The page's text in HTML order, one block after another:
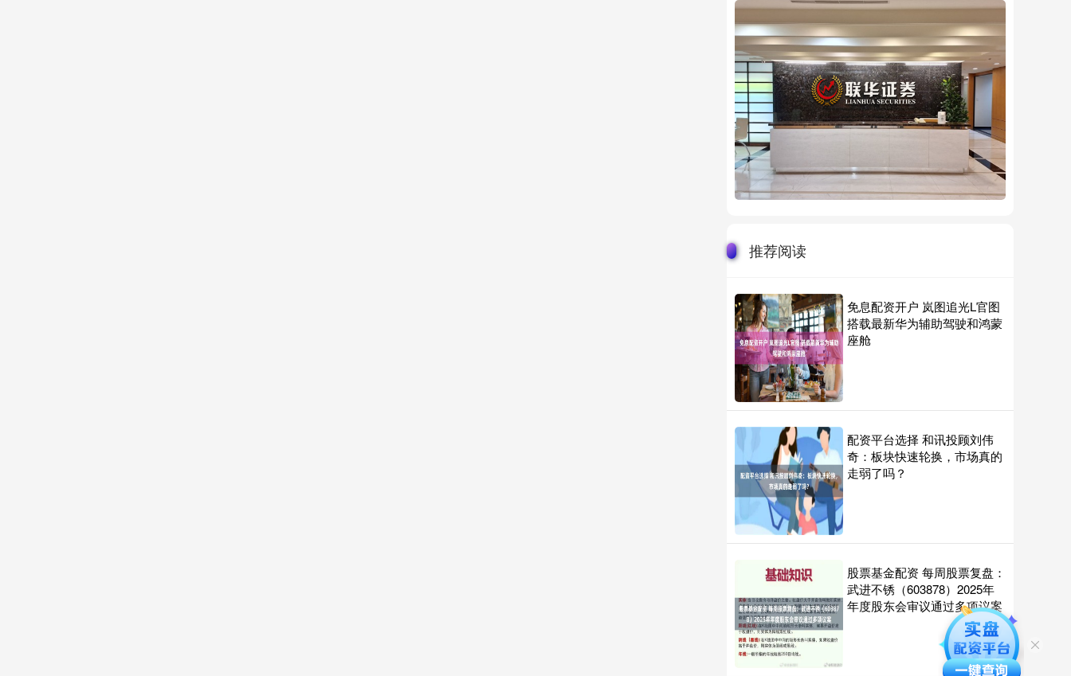
推荐阅读
免息配资开户 岚图追光L官图
搭载最新华为辅助驾驶和鸿蒙
座舱
配资平台选择 和讯投顾刘伟
奇：板块快速轮换，市场真的
走弱了吗？
股票基金配资 每周股票复盘：
武进不锈（603878）2025年
年度股东会审议通过多项议案